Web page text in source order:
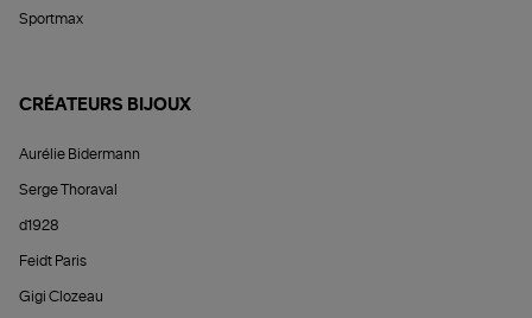
Sportmax
CRÉATEURS BIJOUX
Aurélie Bidermann
Serge Thoraval
d1928
Feidt Paris
Gigi Clozeau